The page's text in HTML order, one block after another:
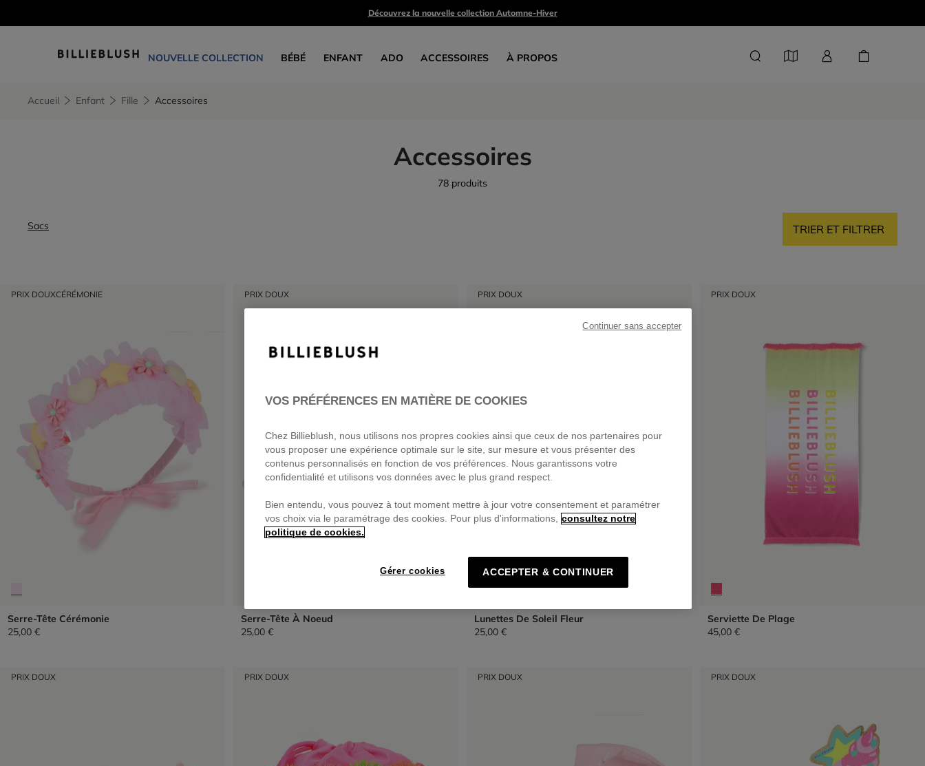
Découvrez la nouvelle collection Automne-Hiver
NOUVELLE COLLECTION BÉBÉ ENFANT ADO ACCESSOIRES À PROPOS
Accueil Enfant Fille Accessoires
Accessoires
78 produits
Sacs TRIER ET FILTRER
PRIX DOUXCÉRÉMONIE
Serre-Tête Cérémonie
25,00 €
PRIX DOUX
Serre-Tête À Noeud
25,00 €
PRIX DOUX
Lunettes De Soleil Fleur
25,00 €
PRIX DOUX
Serviette De Plage
45,00 €
PRIX DOUX PRIX DOUX PRIX DOUX PRIX DOUX
VOS PRÉFÉRENCES EN MATIÈRE DE COOKIES
Chez Billieblush, nous utilisons nos propres cookies ainsi que ceux de nos partenaires pour
vous proposer une expérience optimale sur le site, sur mesure et vous présenter des
contenus personnalisés en fonction de vos préférences. Nous garantissons votre
confidentialité et utilisons vos données avec le plus grand respect.
Bien entendu, vous pouvez à tout moment mettre à jour votre consentement et paramétrer
vos choix via le paramétrage des cookies. Pour plus d'informations, consultez notre
politique de cookies.
Gérer cookies ACCEPTER & CONTINUER
Continuer sans accepter